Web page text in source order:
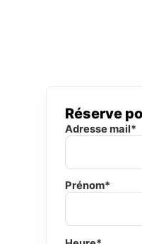
Réserve
Adresse mail*
Prénom*